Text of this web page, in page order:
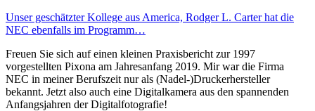
Unser geschätzter Kollege aus America, Rodger L. Carter hat die
NEC ebenfalls im Programm…
Freuen Sie sich auf einen kleinen Praxisbericht zur 1997
vorgestellten Pixona am Jahresanfang 2019. Mir war die Firma
NEC in meiner Berufszeit nur als (Nadel-)Druckerhersteller
bekannt. Jetzt also auch eine Digitalkamera aus den spannenden
Anfangsjahren der Digitalfotografie!